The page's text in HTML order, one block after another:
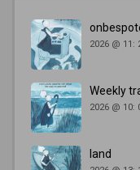
2026 @ 11:
Weekly
2026 @ 10:
land